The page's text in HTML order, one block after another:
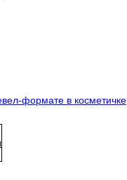
формате в косметичке